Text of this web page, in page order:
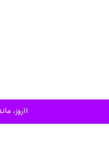
۱۱روز، مانده تا برگزاری نمایشگاه